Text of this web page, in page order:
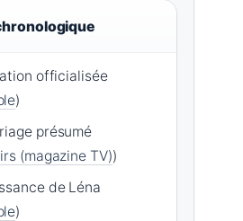
officialisée
)
présumé
(magazine TV))
de Léna
)